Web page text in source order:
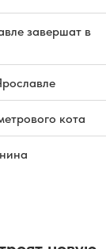
завершат в
кота